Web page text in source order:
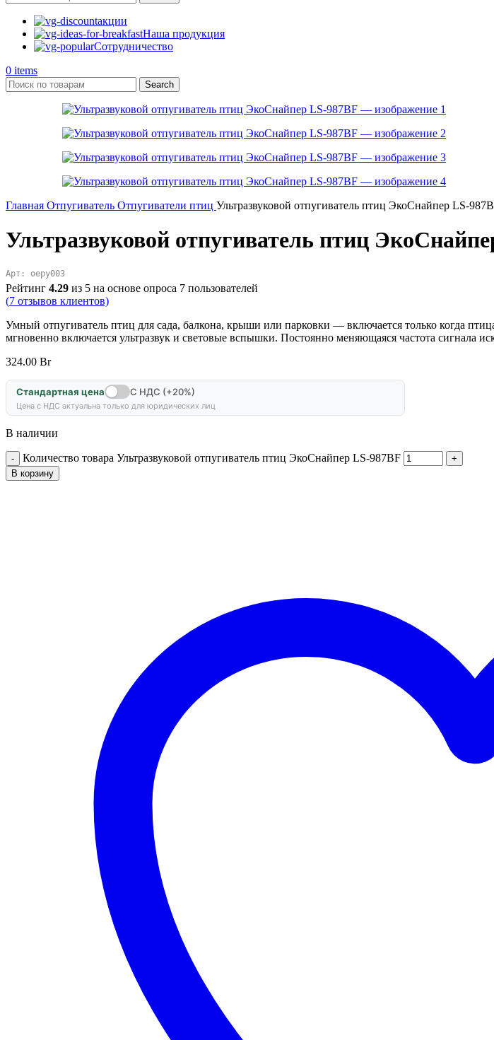
акции
Наша продукция
Сотрудничество
0 items
Search
Главная Отпугиватель Отпугиватели птиц Ультразвуковой отпугиватель птиц ЭкоСнайпер LS-
Ультразвуковой отпугиватель птиц
Арт: oepy003
Рейтинг 4.29 из 5 на основе опроса 7 пользователей
(7 отзывов клиентов)
Умный отпугиватель птиц для сада, балкона, крыши или парковки — включается только когда
мгновенно включается ультразвук и световые вспышки. Постоянно меняющаяся частота сигнала
324.00 Br
Стандартная цена С НДС (+20%)
Цена с НДС актуальна только для юридических лиц
В наличии
Количество товара Ультразвуковой отпугиватель птиц ЭкоСнайпер LS-987BF
В корзину